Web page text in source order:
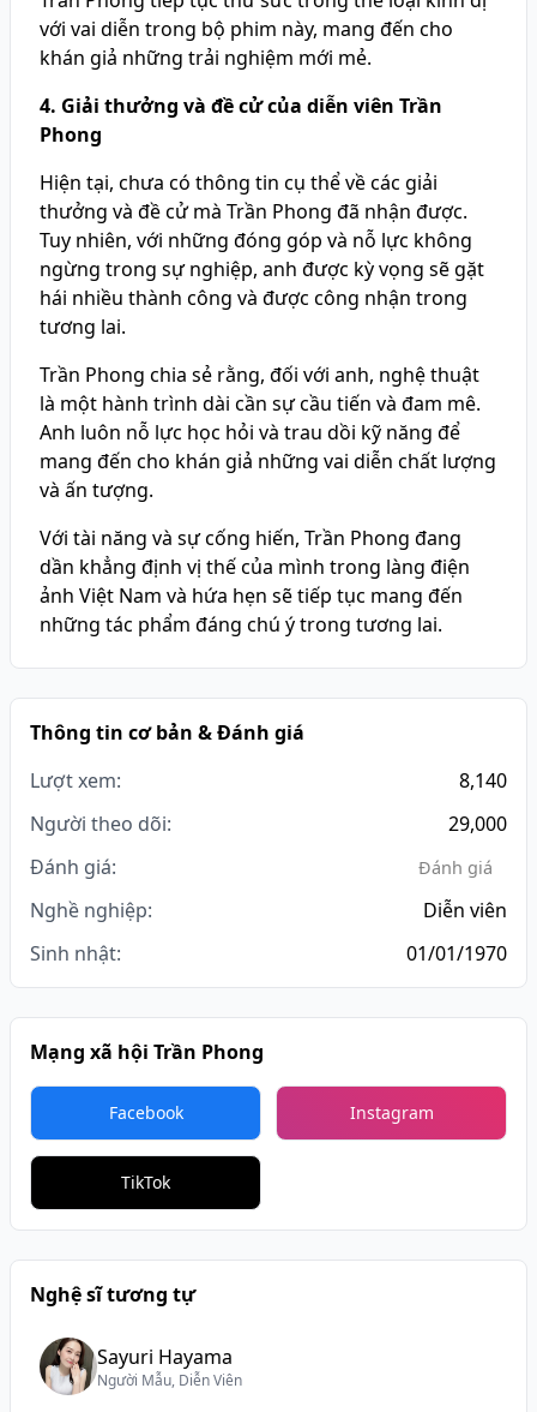
với vai diễn trong bộ phim này, mang đến cho
khán giả những trải nghiệm mới mẻ.
4. Giải thưởng và đề cử của diễn viên Trần
Phong
Hiện tại, chưa có thông tin cụ thể về các giải
thưởng và đề cử mà Trần Phong đã nhận được.
Tuy nhiên, với những đóng góp và nỗ lực không
ngừng trong sự nghiệp, anh được kỳ vọng sẽ gặt
hái nhiều thành công và được công nhận trong
tương lai.
Trần Phong chia sẻ rằng, đối với anh, nghệ thuật
là một hành trình dài cần sự cầu tiến và đam mê.
Anh luôn nỗ lực học hỏi và trau dồi kỹ năng để
mang đến cho khán giả những vai diễn chất lượng
và ấn tượng.
Với tài năng và sự cống hiến, Trần Phong đang
dần khẳng định vị thế của mình trong làng điện
ảnh Việt Nam và hứa hẹn sẽ tiếp tục mang đến
những tác phẩm đáng chú ý trong tương lai.
Thông tin cơ bản & Đánh giá
Lượt xem:
8,140
Người theo dõi:
29,000
Đánh giá:
Đánh giá
Nghề nghiệp:
Diễn viên
Sinh nhật:
01/01/1970
Mạng xã hội Trần Phong
Facebook Instagram
TikTok
Nghệ sĩ tương tự
Sayuri Hayama
Người Mẫu, Diễn Viên